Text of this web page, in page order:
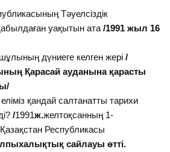
Тәуелсіздік
уақытын ата /1991 жыл 16
дүниеге келген жері /
Қарасай ауданынақарасты
қандай салтанатты тарихи
/1991ж.желтоқсанның 1-
Қазақстан Республикасы
сайлауы өтті.